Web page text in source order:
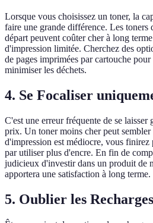
Lorsque vous choisissez un toner, la
faire une grande différence. Les toners
départ peuvent coûter cher à long
d'impression limitée. Cherchez des
de pages imprimées par cartouche
minimiser les déchets.
4. Se Focaliser
C'est une erreur fréquente de se
prix. Un toner moins cher peut
d'impression est médiocre, vous finirez
par utiliser plus d'encre. En fin de
judicieux d'investir dans un produit de
apportera une satisfaction à long terme.
5. Oublier les